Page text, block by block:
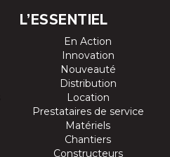
L’ESSENTIEL
En Action
Innovation
Nouveauté
Distribution
Location
Prestataires de service
Matériels
Chantiers
Constructeurs